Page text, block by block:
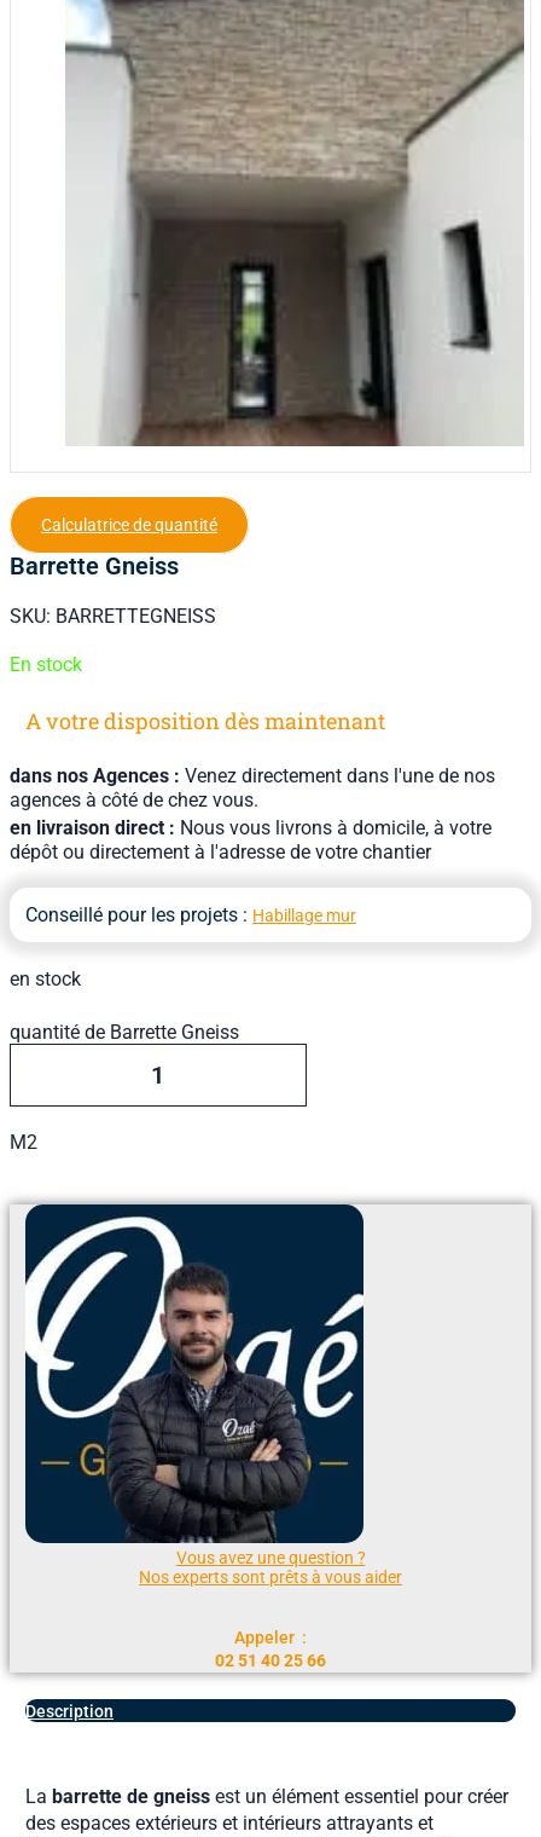
Calculatrice de quantité
Barrette Gneiss
SKU: BARRETTEGNEISS
En stock
A votre disposition dès maintenant
dans nos Agences : Venez directement dans l'une de nos
agences à côté de chez vous.
en livraison direct : Nous vous livrons à domicile, à votre
dépôt ou directement à l'adresse de votre chantier
Conseillé pour les projets : Habillage mur
en stock
quantité de Barrette Gneiss
M2
Vous avez une question ?
Nos experts sont prêts à vous aider
Appeler :
02 51 40 25 66
Description
La barrette de gneissest un élément essentiel pour créer
des espaces extérieurs et intérieurs attrayants et